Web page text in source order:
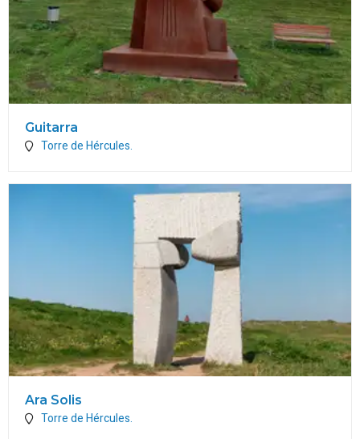
Guitarra
Torre de Hércules.
Ara Solis
Torre de Hércules.